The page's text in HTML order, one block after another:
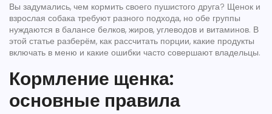
Вы задумались, чем кормить своего пушистого друга? Щенок и
взрослая собака требуют разного подхода, но обе группы
нуждаются в балансе белков, жиров, углеводов и витаминов. В
этой статье разберём, как рассчитать порции, какие продукты
включать в меню и какие ошибки часто совершают владельцы.
Кормление щенка:
основные правила